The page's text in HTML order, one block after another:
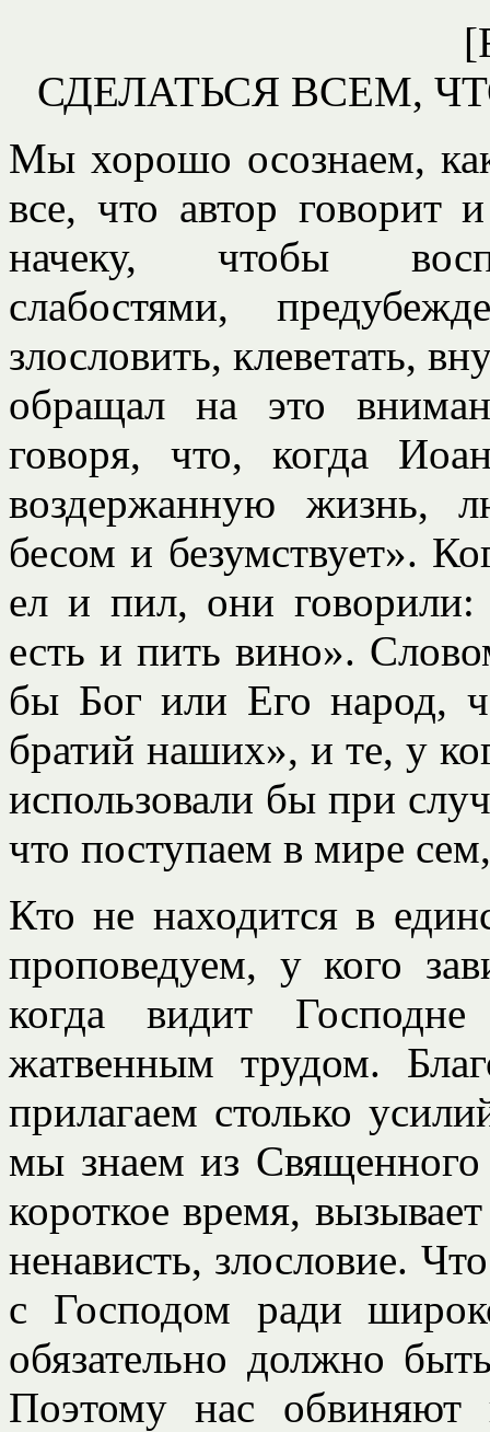
СДЕЛАТЬСЯ ВСЕМ,
Мы хорошо осознаем,
все, что автор говорит
начеку, чтобы
слабостями,
злословить, клеветать,
обращал на это
говоря, что, когда
воздержанную жизнь,
бесом и безумствует».
ел и пил, они
есть и пить вино».
бы Бог или Его народ,
братий наших», и те, у
использовали бы при
что поступаем в мире
Кто не находится в
проповедуем, у кого
когда видит Господне
жатвенным трудом.
прилагаем столько
мы знаем из
короткое время,
ненависть, злословие.
с Господом ради
обязательно должно
Поэтому нас